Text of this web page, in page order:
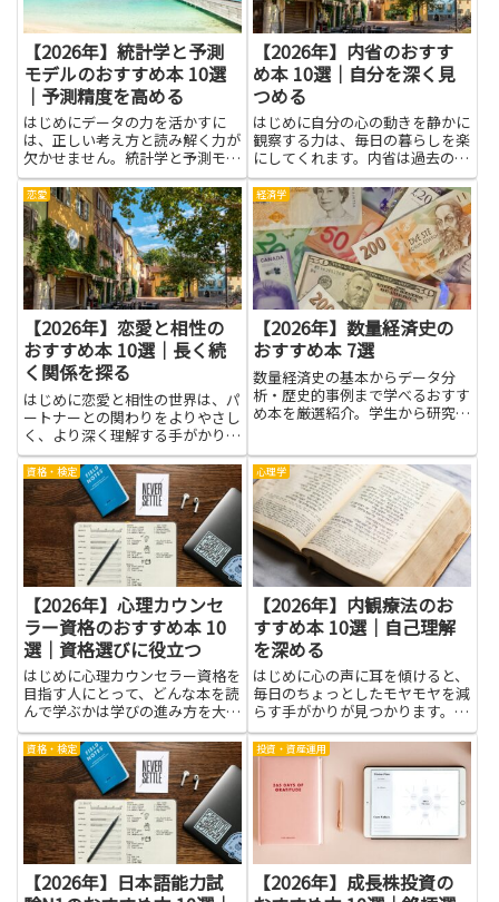
【2026年】統計学と予測
モデルのおすすめ本 10選
｜予測精度を高める
はじめにデータの力を活かすに
は、正しい考え方と読み解く力が
欠かせません。統計学と予測モデ
ルは、データの背後にある傾向を
読み取り、未来の可能性を見通す
ための道具です。この記事で紹介
する書籍は、基礎の理解を助ける
ものと、実務での活用につなげや
す...
【2026年】内省のおすす
め本 10選｜自分を深く見
つめる
はじめに自分の心の動きを静かに
観察する力は、毎日の暮らしを楽
にしてくれます。内省は過去の出
来事をただ思い返すことではな
く、感情の原因や考えの癖を理解
し、どう行動に生かすかを考える
練習です。この記事のテーマは、
そんな内省を深く育てる本たちの
力...
恋愛
【2026年】恋愛と相性の
おすすめ本 10選｜長く続
く関係を探る
はじめに恋愛と相性の世界は、パ
ートナーとの関わりをよりやさし
く、より深く理解する手がかりを
探すときに役立ちます。ささいな
すれ違いが大きなすれ違いに変わ
らないよう、相手の価値観や感情
の動きを知ることは大切です。本
を通じて自分の気持ちに気づく
時...
経済学
【2026年】数量経済史の
おすすめ本 7選
数量経済史の基本からデータ分
析・歴史的事例まで学べるおすす
め本を厳選紹介。学生から研究者
資格・検定
【2026年】心理カウンセ
ラー資格のおすすめ本 10
選｜資格選びに役立つ
はじめに心理カウンセラー資格を
目指す人にとって、どんな本を読
んで学ぶかは学びの進み方を大き
く左右します。資格選びに役立つ
情報は、迷いを減らし、自分に合
った学習の道筋を作る手助けにな
ります。まずは心の働きや相談の
基本をやさしく説明している本
を...
心理学
【2026年】内観療法のお
すすめ本 10選｜自己理解
を深める
はじめに心の声に耳を傾けると、
毎日のちょっとしたモヤモヤを減
らす手がかりが見つかります。内
観療法は、自分の感じ方や考え方
のクセをやさしく見つめ直す考え
方です。本を読むと、自己理解を
深める力が育まれ、感情の波に流
されず冷静に判断する場面が増
資格・検定
【2026年】日本語能力試
投資・資産運用
【2026年】成長株投資の